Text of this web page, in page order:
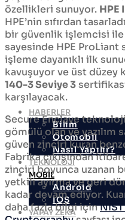
HABERLER
Bilim
Otomobil
Nasıl Yapılır?
TEKNOLOJİ
MOBİL
Android
IOS
YAPAY ZEKA
özellikleri sunuyor. HPE
HPE’nin sıfırdan
bir güvenlik işlemcisi
sayesinde HPE
işleme dayanıklı ilk
kavuşuyor ve üst
140-3 Seviye 3
karşılayacak.
Secure Enclave
gömülü olan ve yazılım
güven zinciri kuran
Fabrika çıkışından
zinciri boyunca uzanan
yetkili ayırma ve geri
kadar devam ediyor.
daha fazla bilgi için